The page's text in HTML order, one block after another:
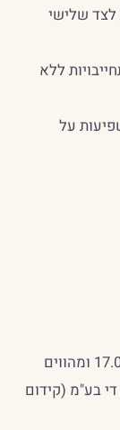
לצד שלישי
ללא
על
תנאי שימוש אלו נכנסו לתוקף ביום 17.02.2026 ומהווים
בע"מ (קידום